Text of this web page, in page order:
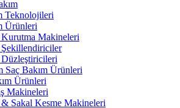
Teknolojileri
Ürünleri
Kurutma Makineleri
Şekillendiriciler
Düzleştiricileri
Saç Bakım Ürünleri
Ürünleri
Makineleri
& Sakal Kesme Makineleri